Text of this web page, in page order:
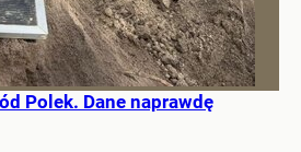
Polek. Dane naprawdę